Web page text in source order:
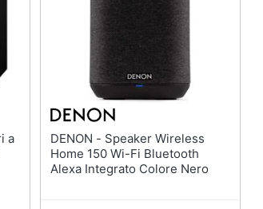
DENON - Speaker Wireless
Home 150 Wi-Fi Bluetooth
Alexa Integrato Colore Nero